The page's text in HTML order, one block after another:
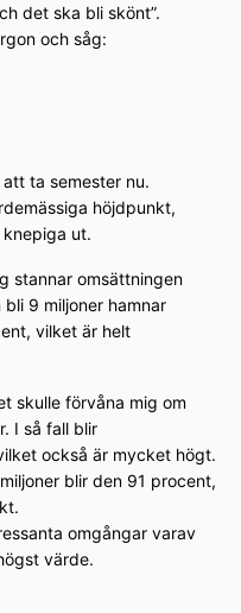
det ska bli skönt”.
och såg:
ta semester nu.
höjdpunkt,
ut.
stannar omsättningen
bli 9 miljoner hamnar
vilket är helt
skulle förvåna mig om
I så fall blir
också är mycket högt.
blir den 91 procent,
omgångar varav
värde.